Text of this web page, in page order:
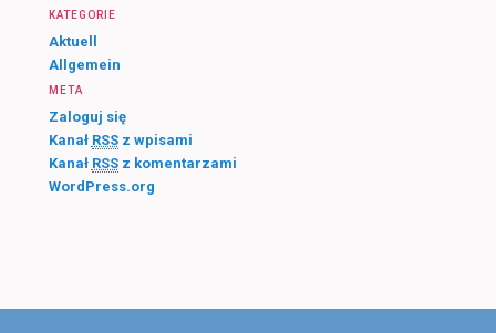
KATEGORIE
Aktuell
Allgemein
META
Zaloguj się
Kanał RSSz wpisami
Kanał RSSz komentarzami
WordPress.org